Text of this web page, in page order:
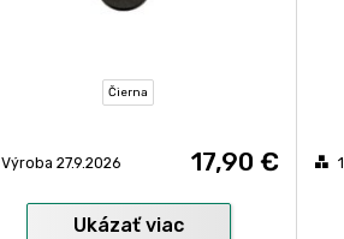
Čierna
Výroba 27.9.2026 17,90 €
Ukázať viac